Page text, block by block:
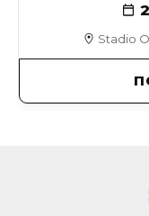
Stadio